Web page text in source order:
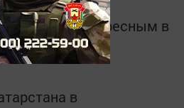
и интересным в
в